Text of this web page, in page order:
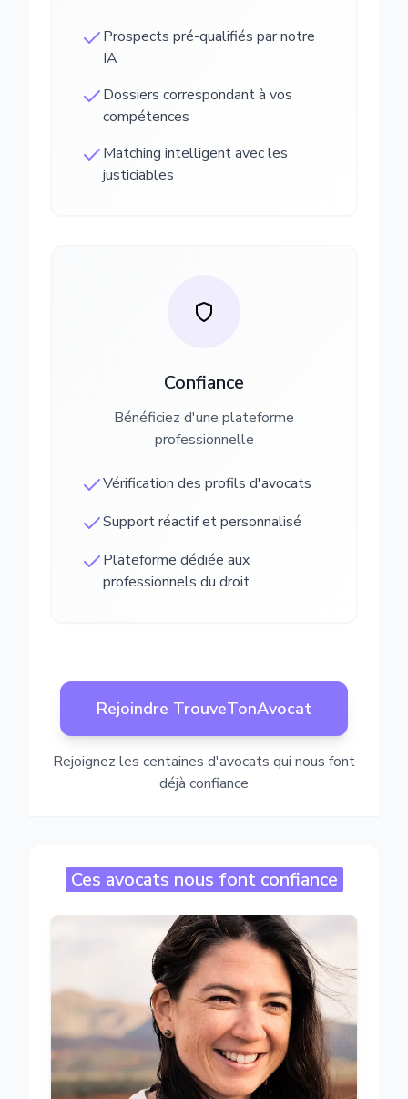
Prospects pré-qualifiés par notre
IA
Dossiers correspondant à vos
compétences
Matching intelligent avec les
justiciables
Confiance
Bénéficiez d'une plateforme
professionnelle
Vérification des profils d'avocats
Support réactif et personnalisé
Plateforme dédiée aux
professionnels du droit
Rejoindre TrouveTonAvocat
Rejoignez les centaines d'avocats qui nous font
déjà confiance
Ces avocats nous font confiance